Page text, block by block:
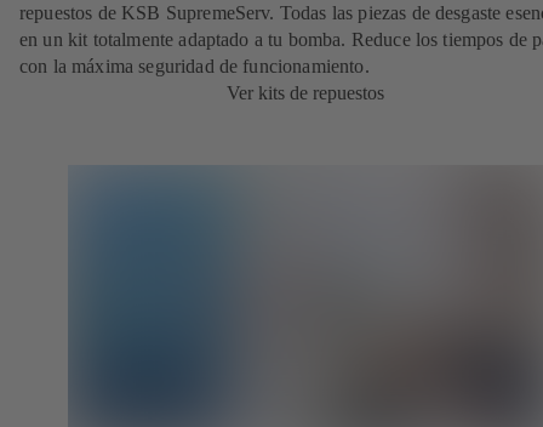
repuestos de KSB SupremeServ. Todas las piezas de desgaste
en un kit totalmente adaptado a tu bomba. Reduce los tiempos de
con la máxima seguridad de funcionamiento.
Ver kits de repuestos